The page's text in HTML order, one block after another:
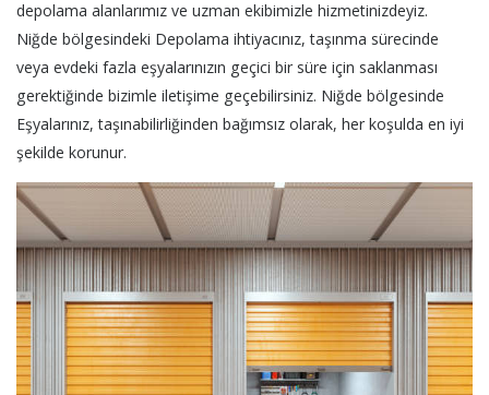
depolama alanlarımız ve uzman ekibimizle hizmetinizdeyiz.
Niğde bölgesindeki Depolama ihtiyacınız, taşınma sürecinde
veya evdeki fazla eşyalarınızın geçici bir süre için saklanması
gerektiğinde bizimle iletişime geçebilirsiniz. Niğde bölgesinde
Eşyalarınız, taşınabilirliğinden bağımsız olarak, her koşulda en iyi
şekilde korunur.